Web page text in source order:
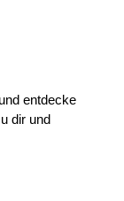
entdecke
dir und